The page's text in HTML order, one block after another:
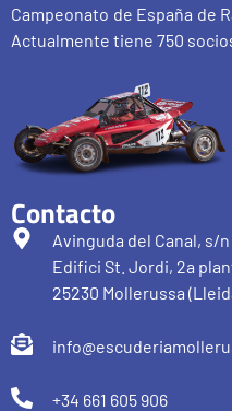
Campeonato de España de
Actualmente tiene 750
Contacto
Avinguda del Canal, s/n
Edifici St. Jordi, 2a
25230 Mollerussa
+34 661 605 906